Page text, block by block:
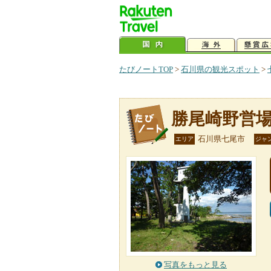
たびノートTOP > 石川県の観光スポット >
勝尾崎野営
エリア 石川県七尾市 ジャ
写真をもっと見る